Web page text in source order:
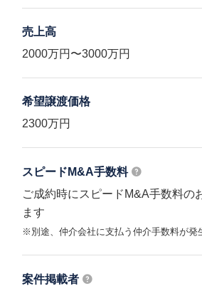
売上高
2000万円〜3000万円
希望譲渡価格
2300万円
スピードM&A手数料
ご成約時にスピードM&A手数料の
ます
※別途、仲介会社に支払う仲介手数料が発
案件掲載者